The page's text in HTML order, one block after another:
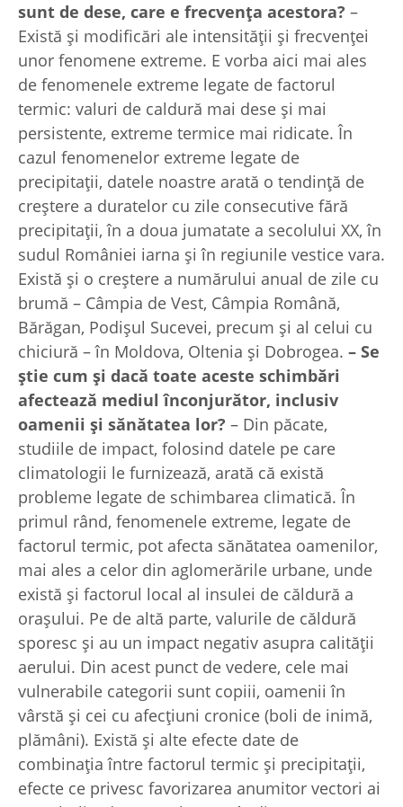
sunt de dese, care e frecvenţa acestora? –
Există şi modificări ale intensităţii şi frecvenţei
unor fenomene extreme. E vorba aici mai ales
de fenomenele extreme legate de factorul
termic: valuri de caldură mai dese şi mai
persistente, extreme termice mai ridicate. În
cazul fenomenelor extreme legate de
precipitaţii, datele noastre arată o tendinţă de
creştere a duratelor cu zile consecutive fără
precipitaţii, în a doua jumatate a secolului XX, în
sudul României iarna şi în regiunile vestice vara.
Există şi o creştere a numărului anual de zile cu
brumă – Câmpia de Vest, Câmpia Română,
Bărăgan, Podişul Sucevei, precum şi al celui cu
chiciură – în Moldova, Oltenia şi Dobrogea. – Se
ştie cum și dacă toate aceste schimbări
afectează mediul înconjurător, inclusiv
oamenii şi sănătatea lor? – Din păcate,
studiile de impact, folosind datele pe care
climatologii le furnizează, arată că există
probleme legate de schimbarea climatică. În
primul rând, fenomenele extreme, legate de
factorul termic, pot afecta sănătatea oamenilor,
mai ales a celor din aglomerările urbane, unde
există şi factorul local al insulei de căldură a
oraşului. Pe de altă parte, valurile de căldură
sporesc şi au un impact negativ asupra calităţii
aerului. Din acest punct de vedere, cele mai
vulnerabile categorii sunt copiii, oamenii în
vârstă şi cei cu afecţiuni cronice (boli de inimă,
plămâni). Există şi alte efecte date de
combinaţia între factorul termic şi precipitaţii,
efecte ce privesc favorizarea anumitor vectori ai